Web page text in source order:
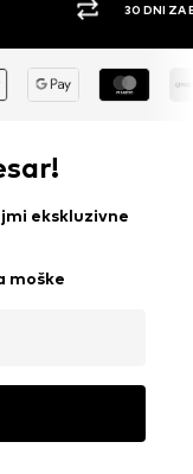
VRAČILO
ekskluzivne
moške